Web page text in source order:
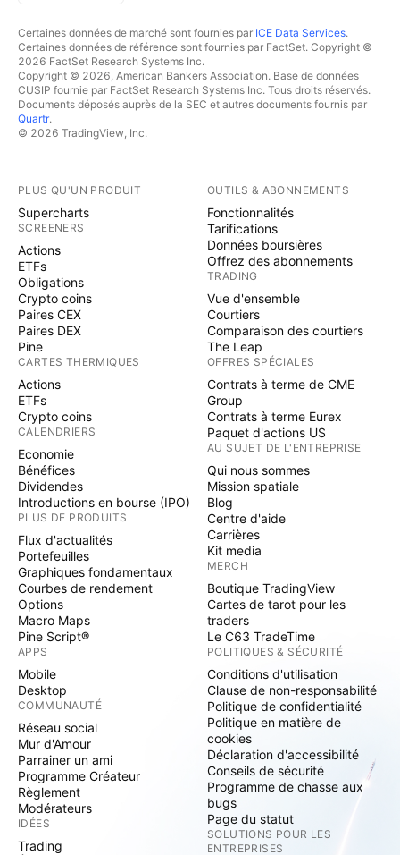
Certaines données de marché sont fournies par ICE Data Services.
Certaines données de référence sont fournies par FactSet. Copyright ©
2026 FactSet Research Systems Inc.
Copyright © 2026, American Bankers Association. Base de données
CUSIP fournie par FactSet Research Systems Inc. Tous droits réservés.
Documents déposés auprès de la SEC et autres documents fournis par
Quartr.
© 2026 TradingView, Inc.
PLUS QU'UN PRODUIT
Supercharts
SCREENERS
Actions
ETFs
Obligations
Crypto coins
Paires CEX
Paires DEX
Pine
CARTES THERMIQUES
Actions
ETFs
Crypto coins
CALENDRIERS
Economie
Bénéfices
Dividendes
Introductions en bourse (IPO)
PLUS DE PRODUITS
Flux d'actualités
Portefeuilles
Graphiques fondamentaux
Courbes de rendement
Options
Macro Maps
Pine Script®
APPS
Mobile
Desktop
COMMUNAUTÉ
Réseau social
Mur d'Amour
Parrainer un ami
Programme Créateur
Règlement
Modérateurs
IDÉES
Trading
OUTILS & ABONNEMENTS
Fonctionnalités
Tarifications
Données boursières
Offrez des abonnements
TRADING
Vue d'ensemble
Courtiers
Comparaison des courtiers
The Leap
OFFRES SPÉCIALES
Contrats à terme de CME
Group
Contrats à terme Eurex
Paquet d'actions US
AU SUJET DE L'ENTREPRISE
Qui nous sommes
Mission spatiale
Blog
Centre d'aide
Carrières
Kit media
MERCH
Boutique TradingView
Cartes de tarot pour les
traders
Le C63 TradeTime
POLITIQUES & SÉCURITÉ
Conditions d'utilisation
Clause de non-responsabilité
Politique de confidentialité
Politique en matière de
cookies
Déclaration d'accessibilité
Conseils de sécurité
Programme de chasse aux
bugs
Page du statut
SOLUTIONS POUR LES
ENTREPRISES